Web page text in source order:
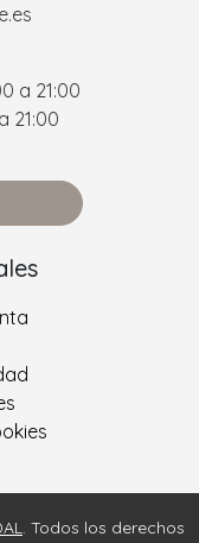
a 21:00
21:00
. Todos los derechos